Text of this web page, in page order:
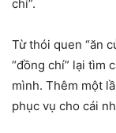
chí”.
Từ thói quen “ăn
“đồng chí” lại tìm
mình. Thêm một
phục vụ cho cái